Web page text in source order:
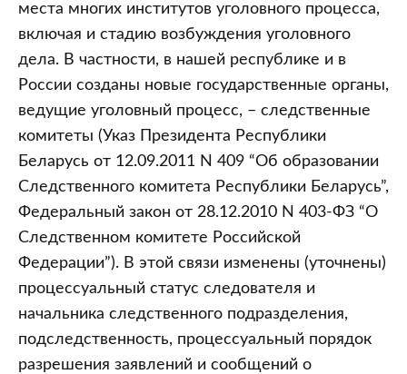
места многих институтов уголовного процесса,
включая и стадию возбуждения уголовного
дела. В частности, в нашей республике и в
России созданы новые государственные органы,
ведущие уголовный процесс, – следственные
комитеты (Указ Президента Республики
Беларусь от 12.09.2011 N 409 “Об образовании
Следственного комитета Республики Беларусь”,
Федеральный закон от 28.12.2010 N 403-ФЗ “О
Следственном комитете Российской
Федерации”). В этой связи изменены (уточнены)
процессуальный статус следователя и
начальника следственного подразделения,
подследственность, процессуальный порядок
разрешения заявлений и сообщений о